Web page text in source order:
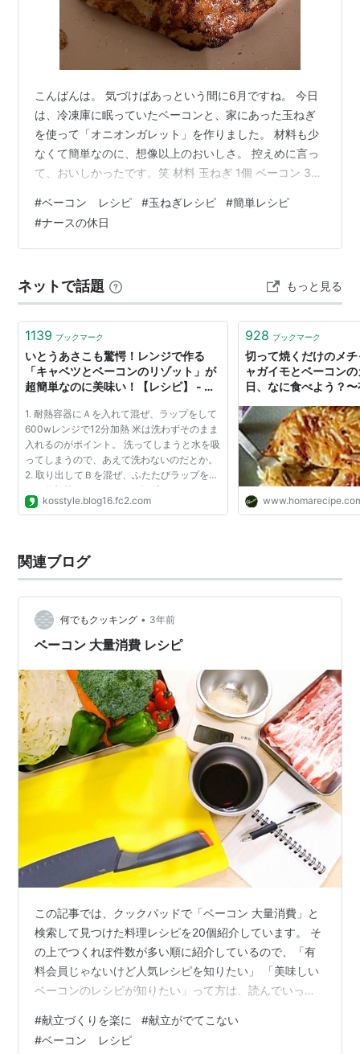
こんばんは。 気づけばあっという間に6月ですね。 今日
は、冷凍庫に眠っていたベーコンと、家にあった玉ねぎ
を使って「オニオンガレット」を作りました。 材料も少
なくて簡単なのに、想像以上のおいしさ。 控えめに言っ
て、おいしかったです。笑 材料 玉ねぎ 1個 ベーコン 3〜
バター 適量 作り方 ① 玉ねぎ1個を薄切りにする。 ②
ボウルに玉ねぎ、食べやすい大きさに切ったベーコン、
片栗粉大さじ2、コンソメ小さじ1を入れて混ぜる。 ③
の上にチーズを好きなだけのせる。 ⑤ 残りの半量を重
ね…
#ベーコン レシピ #玉ねぎレシピ #簡単レシピ
#ナースの休日
ネットで話題 もっと見る
1139 ブックマーク
いとうあさこも驚愕！レンジで作る
「キャベツとベーコンのリゾット」が
超簡単なのに美味い！【レシピ】 - ラ
1. 耐熱容器にＡを入れて混ぜ、ラップをして
600wレンジで12分加熱 米は洗わずそのまま
入れるのがポイント。 洗ってしまうと水を吸
ってしまうので、あえて洗わないのだとか。
2. 取り出してＢを混ぜ、ふたたびラップをし
て２分加熱 バターやチーズが溶け、キャベツ
もいい感じに。 3. 皿に盛り付け、黒こしょ
kosstyle.blog16.fc2.com
928 ブックマーク
切って焼くだけのメ
ャガイモとベーコン
日、なに食べよう？
関連ブログ
何でもクッキング • 3年前
ベーコン 大量消費 レシピ
この記事では、クックパッドで「ベーコン 大量消費」と
検索して見つけた料理レシピを20個紹介しています。 そ
の上でつくれぽ件数が多い順に紹介しているので、「有
料会員じゃないけど人気レシピを知りたい」 「美味しい
ベーコンのレシピが知りたい」って方は、読んでいって
もガレット ＜レシピ2＞水菜大量消費♡ベーコンのにん
にく醤油炒め ＜レシピ3＞サニーレタス大量消費☆お好
#献立づくりを楽に #献立がでてこない
#ベーコン レシピ